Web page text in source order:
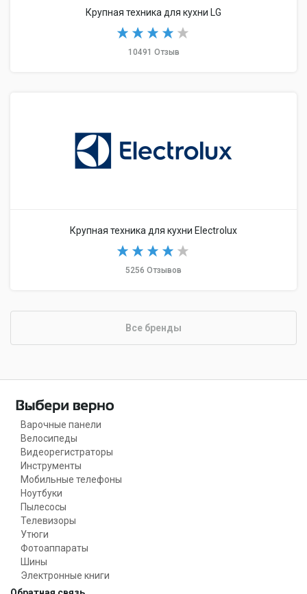
Крупная техника для кухни LG
10491 Отзыв
Крупная техника для кухни Electrolux
5256 Отзывов
Все бренды
Варочные панели
Велосипеды
Видеорегистраторы
Инструменты
Мобильные телефоны
Ноутбуки
Пылесосы
Телевизоры
Утюги
Фотоаппараты
Шины
Электронные книги